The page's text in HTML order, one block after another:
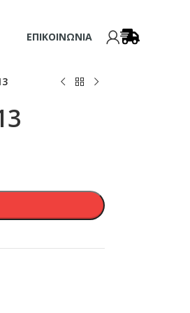
ΕΠΙΚΟΙΝΩΝΊΑ